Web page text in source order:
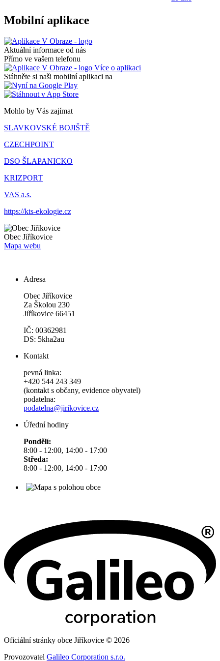
Mobilní aplikace
Aktuální informace od nás
Přímo ve vašem telefonu
Více o aplikaci
Stáhněte si naši mobilní aplikaci na
Mohlo by Vás zajímat
SLAVKOVSKÉ BOJIŠTĚ
CZECHPOINT
DSO ŠLAPANICKO
KRIZPORT
VAS a.s.
https://kts-ekologie.cz
Obec Jiříkovice
Mapa webu
Adresa
Obec Jiříkovice
Za Školou 230
Jiříkovice 66451
IČ: 00362981
DS: 5kha2au
Kontakt
pevná linka:
+420 544 243 349
(kontakt s občany, evidence obyvatel)
podatelna:
podatelna@jirikovice.cz
Úřední hodiny
Pondělí:
8:00 - 12:00, 14:00 - 17:00
Středa:
8:00 - 12:00, 14:00 - 17:00
Oficiální stránky obce Jiříkovice © 2026
Provozovatel Galileo Corporation s.r.o.